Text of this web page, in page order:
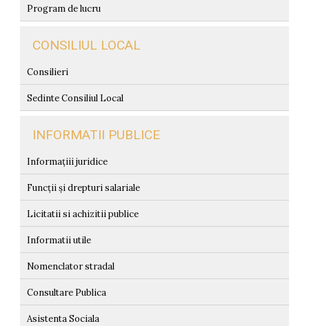
Program de lucru
CONSILIUL LOCAL
Consilieri
Sedinte Consiliul Local
INFORMATII PUBLICE
Informațiii juridice
Funcții și drepturi salariale
Licitatii si achizitii publice
Informatii utile
Nomenclator stradal
Consultare Publica
Asistenta Sociala